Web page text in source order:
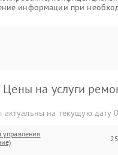
информации при
Цены на услуги
актуальны на текущую дату
управления